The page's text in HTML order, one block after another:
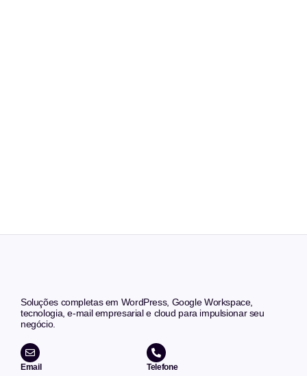
Soluções completas em WordPress, Google Workspace,
tecnologia, e-mail empresarial e cloud para impulsionar seu
negócio.
Email Telefone